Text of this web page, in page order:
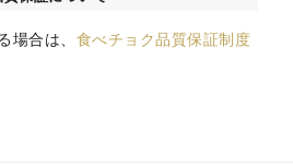
場合は、 食べチョク品質保証制度